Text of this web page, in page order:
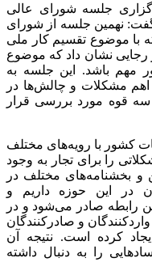
جلسه شورای عالی
نهمین جلسه از شورای
با موضوع تقسیم کار ملی
رجایی نشان داد که موضوع
مهم باشد. این جلسه به
مشکلات و چالش‌ها در
قوه مورد بررسی قرار
کشور با رویه‌های مختلف
را برای تجار به وجود
و بخشنامه‌های مختلف در
که بالغ بر 45 قانون در این حوزه داریم و
رابطه صادر می‌شود و در
و صادرکنندگان
کرده است. نتیجه آن
را به دنبال داشته